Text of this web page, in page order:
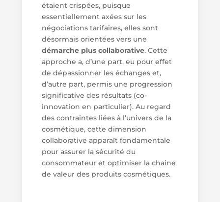
étaient crispées, puisque
essentiellement axées sur les
négociations tarifaires, elles sont
désormais orientées vers une
démarche plus collaborative. Cette
approche a, d’une part, eu pour effet
de dépassionner les échanges et,
d’autre part, permis une progression
significative des résultats (co-
innovation en particulier). Au regard
des contraintes liées à l’univers de la
cosmétique, cette dimension
collaborative apparaît fondamentale
pour assurer la sécurité du
consommateur et optimiser la chaine
de valeur des produits cosmétiques.